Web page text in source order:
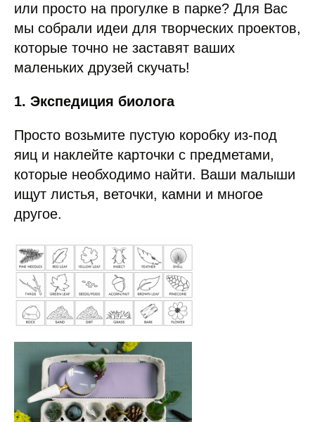
или просто на прогулке в парке? Для Вас
мы собрали идеи для творческих проектов,
которые точно не заставят ваших
маленьких друзей скучать!
1. Экспедиция биолога
Просто возьмите пустую коробку из-под
яиц и наклейте карточки с предметами,
которые необходимо найти. Ваши малыши
ищут листья, веточки, камни и многое
другое.